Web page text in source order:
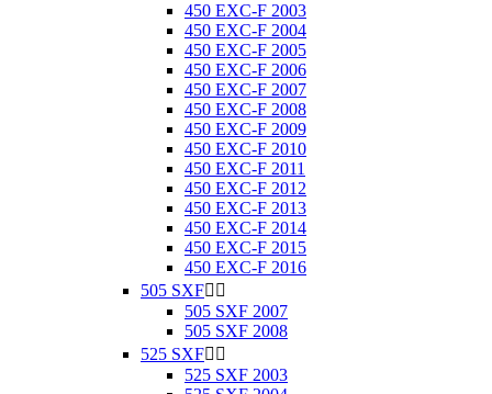
450 EXC-F 2003
450 EXC-F 2004
450 EXC-F 2005
450 EXC-F 2006
450 EXC-F 2007
450 EXC-F 2008
450 EXC-F 2009
450 EXC-F 2010
450 EXC-F 2011
450 EXC-F 2012
450 EXC-F 2013
450 EXC-F 2014
450 EXC-F 2015
450 EXC-F 2016
505 SXF 
505 SXF 2007
505 SXF 2008
525 SXF 
525 SXF 2003